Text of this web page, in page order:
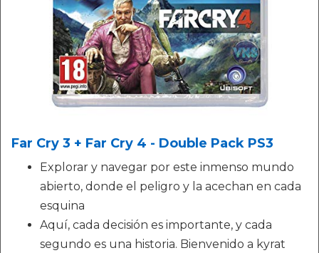
Far Cry 3 + Far Cry 4 - Double Pack PS3
Explorar y navegar por este inmenso mundo
abierto, donde el peligro y la acechan en cada
esquina
Aquí, cada decisión es importante, y cada
segundo es una historia. Bienvenido a kyrat